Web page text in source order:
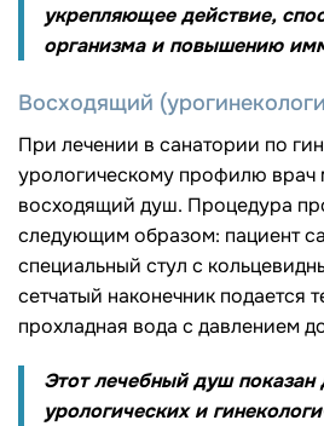
укрепляющее действие,
организма и повышению
Восходящий
При лечении в санатории по
урологическому профилю врач
восходящий душ. Процедура
следующим образом: пациент
специальный стул с
сетчатый наконечник подается
прохладная вода с давлением
Этот лечебный душ показан
урологических и